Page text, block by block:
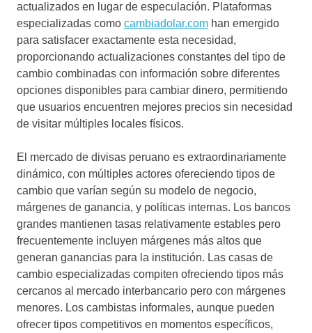
actualizados en lugar de especulación. Plataformas
especializadas como cambiadolar.com han emergido
para satisfacer exactamente esta necesidad,
proporcionando actualizaciones constantes del tipo de
cambio combinadas con información sobre diferentes
opciones disponibles para cambiar dinero, permitiendo
que usuarios encuentren mejores precios sin necesidad
de visitar múltiples locales físicos.
El mercado de divisas peruano es extraordinariamente
dinámico, con múltiples actores ofereciendo tipos de
cambio que varían según su modelo de negocio,
márgenes de ganancia, y políticas internas. Los bancos
grandes mantienen tasas relativamente estables pero
frecuentemente incluyen márgenes más altos que
generan ganancias para la institución. Las casas de
cambio especializadas compiten ofreciendo tipos más
cercanos al mercado interbancario pero con márgenes
menores. Los cambistas informales, aunque pueden
ofrecer tipos competitivos en momentos específicos,